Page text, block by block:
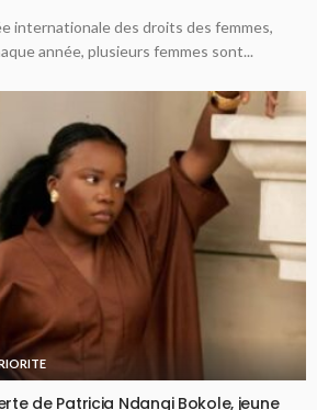
internationale des droits des femmes,
année, plusieurs femmes sont...
de Patricia Ndangi Bokole, jeune